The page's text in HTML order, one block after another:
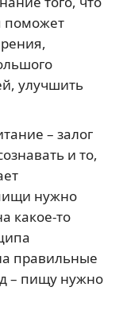
поможет
улучшить
– залог
и то,
нужно
какое-то
правильные
– пищу нужно